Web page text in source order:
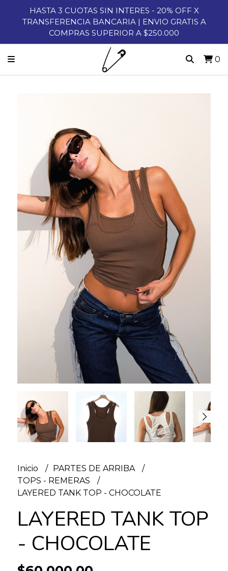
HASTA 3 CUOTAS SIN INTERES - 20% OFF X
TRANSFERENCIA BANCARIA | ENVIO GRATIS A
COMPRAS SUPERIOR A $250.000
0
Inicio
PARTES DE ARRIBA
TOPS - REMERAS
LAYERED TANK TOP - CHOCOLATE
LAYERED TANK TOP
- CHOCOLATE